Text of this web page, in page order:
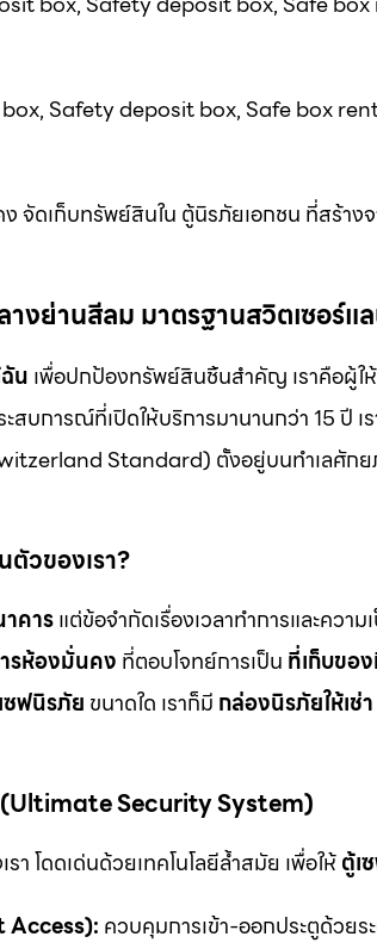
Safety deposit box, Safe box
จัดเก็บทรัพย์สินใน ตู้นิรภัยเอกชน ที่สร้าง
ลางย่านสีลม มาตรฐานสวิตเซอร์
น เพื่อปกป้องทรัพย์สินชิ้นสำคัญ เราคือผู้ใ
ะสบการณ์ที่เปิดให้บริการมานานกว่า 15 ปี
Standard) ตั้งอยู่บนทำเลศัก
วของเรา?
คารแต่ข้อจำกัดเรื่องเวลาทำการและควา
รห้องมั่นคง ที่ตอบโจทย์การเป็น ที่เก็บขอ
ซฟนิรภัย ขนาดใด เราก็มี กล่องนิรภัยให้เช่า
Security System)
รา โดดเด่นด้วยเทคโนโลยีล้ำสมัย เพื่อให้ตู้เ
Access): ควบคุมการเข้า-ออกประตูด้ว